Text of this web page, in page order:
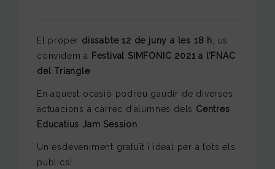
El proper dissabte 12 de juny a les 18 h , us
convidem a Festival SIMFONIC 2021 a l’FNAC
del Triangle.
En aquest ocasió podreu gaudir de diverses
actuacions a càrrec d’alumnes dels Centres
Educatius Jam Session
Un esdeveniment gratuït i ideal per a tots els
públics!